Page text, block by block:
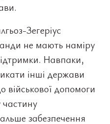
Зегеріус
не мають наміру
Навпаки,
інші держави
військової допомоги
частину
забезпечення